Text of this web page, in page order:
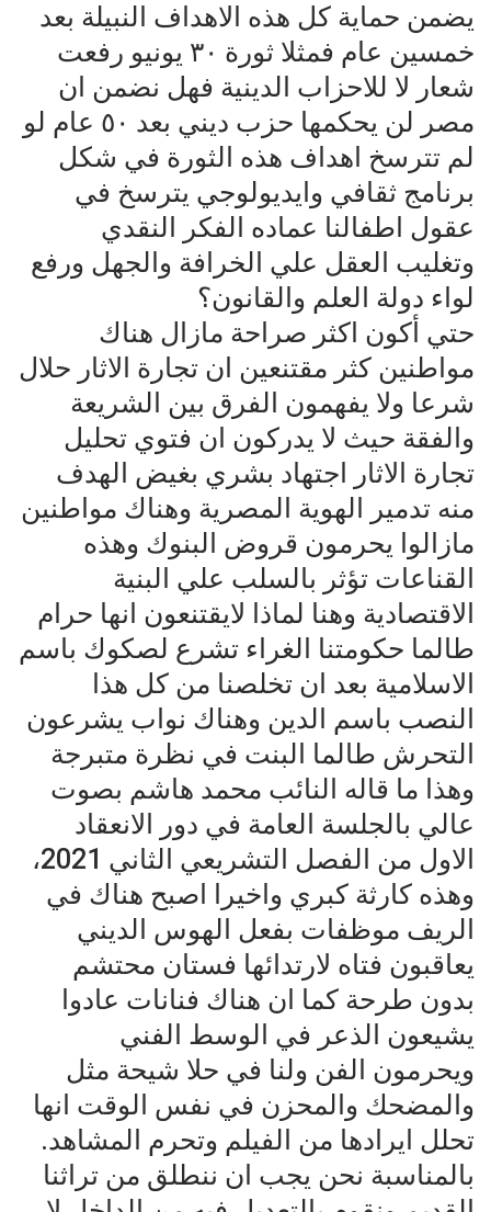
يضمن حماية كل هذه الاهداف النبيلة بعد
خمسين عام فمثلا ثورة ٣٠ يونيو رفعت
شعار لا للاحزاب الدينية فهل نضمن ان
مصر لن يحكمها حزب ديني بعد ٥٠ عام لو
لم تترسخ اهداف هذه الثورة في شكل
برنامج ثقافي وايديولوجي يترسخ في
عقول اطفالنا عماده الفكر النقدي
وتغليب العقل علي الخرافة والجهل ورفع
لواء دولة العلم والقانون؟
حتي أكون اكثر صراحة مازال هناك
مواطنين كثر مقتنعين ان تجارة الاثار حلال
شرعا ولا يفهمون الفرق بين الشريعة
والفقة حيث لا يدركون ان فتوي تحليل
تجارة الاثار اجتهاد بشري بغيض الهدف
منه تدمير الهوية المصرية وهناك مواطنين
مازالوا يحرمون قروض البنوك وهذه
القناعات تؤثر بالسلب علي البنية
الاقتصادية وهنا لماذا لايقتنعون انها حرام
طالما حكومتنا الغراء تشرع لصكوك باسم
الاسلامية بعد ان تخلصنا من كل هذا
النصب باسم الدين وهناك نواب يشرعون
التحرش طالما البنت في نظرة متبرجة
وهذا ما قاله النائب محمد هاشم بصوت
عالي بالجلسة العامة في دور الانعقاد
الاول من الفصل التشريعي الثاني 2021،
وهذه كارثة كبري واخيرا اصبح هناك في
الريف موظفات بفعل الهوس الديني
يعاقبون فتاه لارتدائها فستان محتشم
بدون طرحة كما ان هناك فنانات عادوا
يشيعون الذعر في الوسط الفني
ويحرمون الفن ولنا في حلا شيحة مثل
والمضحك والمحزن في نفس الوقت انها
تحلل ايرادها من الفيلم وتحرم المشاهد.
بالمناسبة نحن يجب ان ننطلق من تراثنا